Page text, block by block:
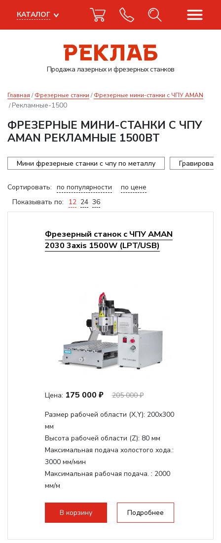
Продажа лазерныхи фрезерных станков
КАТАЛОГ
Главная Фрезерные станки Фрезерные мини-станки с ЧПУ AMAN
Рекламные-1500
ФРЕЗЕРНЫЕ МИНИ-СТАНКИ С ЧПУ
AMAN РЕКЛАМНЫЕ 1500ВТ
Мини фрезерные станки с чпу по металлу
Сортировать: по популярности
по цене
Показывать по:
12 24 36
Фрезерный станок с ЧПУ AMAN
2030 3axis 1500W (LPT/USB)
Цена: 175 000 ₽ 205 000 ₽
Размер рабочей области (Х,Y): 200x300
мм
Высота рабочей области (Z): 80 мм
Максимальная подача холостого хода.:
3000 мм/мин
Максимальная рабочая подача. : 2000
мм/м
стандартно:Т-слот
Цанговый патрон:ER11
В корзину Подробнее